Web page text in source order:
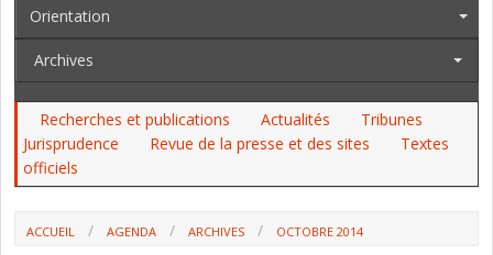
Orientation
Archives
Recherches et publications Actualités
Tribunes
Jurisprudence
Revue de la presse et des sites
Textes
officiels
ACCUEIL AGENDA ARCHIVES OCTOBRE 2014